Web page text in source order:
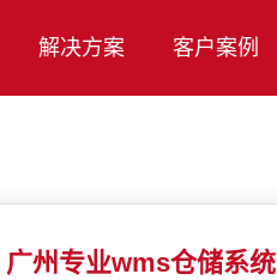
解决方案 客户案例
广州专业wms仓储系统